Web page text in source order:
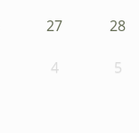
27 28
4 5